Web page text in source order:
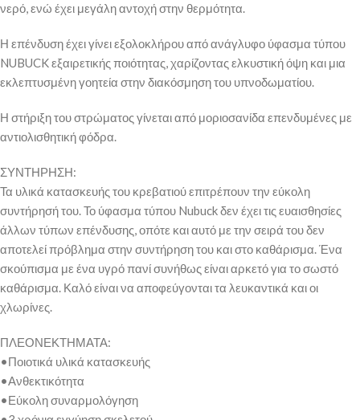
νερό, ενώ έχει μεγάλη αντοχή στην θερμότητα.
Η επένδυση έχει γίνει εξολοκλήρου από ανάγλυφο ύφασμα τύπου
NUBUCK εξαιρετικής ποιότητας, χαρίζοντας ελκυστική όψη και μια
εκλεπτυσμένη γοητεία στην διακόσμηση του υπνοδωματίου.
Η στήριξη του στρώματος γίνεται από μοριοσανίδα επενδυμένες με
αντιολισθητική φόδρα.
ΣΥΝΤΗΡΗΣΗ:
Τα υλικά κατασκευής του κρεβατιού επιτρέπουν την εύκολη
συντήρησή του. Το ύφασμα τύπου Nubuck δεν έχει τις ευαισθησίες
άλλων τύπων επένδυσης, οπότε και αυτό με την σειρά του δεν
αποτελεί πρόβλημα στην συντήρηση του και στο καθάρισμα. Ένα
σκούπισμα με ένα υγρό πανί συνήθως είναι αρκετό για το σωστό
καθάρισμα. Καλό είναι να αποφεύγονται τα λευκαντικά και οι
χλωρίνες.
ΠΛΕΟΝΕΚΤΗΜΑΤΑ:
•Ποιοτικά υλικά κατασκευής
•Ανθεκτικότητα
•Εύκολη συναρμολόγηση